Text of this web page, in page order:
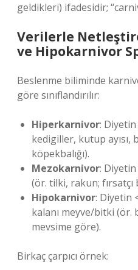
geldikleri) ifadesidir;
Verilerle
ve Hipokarnivor
Beslenme biliminde
göre sınıflandırılır:
Hiperkarnivor: Diyetin
kedigiller, kutup ayısı,
köpekbalığı).
Mezokarnivor: Diyetin
(ör. tilki, rakun; fırsatçı
Hipokarnivor: Diyetin
kalanı meyve/bitki (ör.
mevsime göre).
Birkaç çarpıcı örnek: